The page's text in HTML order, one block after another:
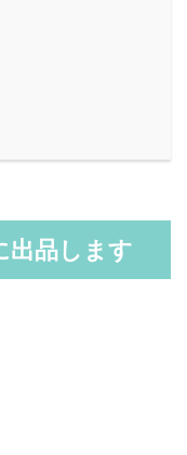
出品します